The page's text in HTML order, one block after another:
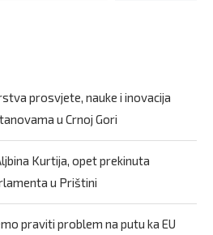
prosvjete, nauke i inovacija
u Crnoj Gori
Kurtija, opet prekinuta
u Prištini
praviti problem na putu ka EU